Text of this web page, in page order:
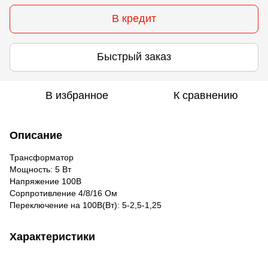
В кредит
Быстрый заказ
В избранное К сравнению
Описание
Трансформатор
Мощность: 5 Вт
Напряжение 100В
Сорпротивление 4/8/16 Ом
Переключение на 100В(Вт): 5-2,5-1,25
Характеристики